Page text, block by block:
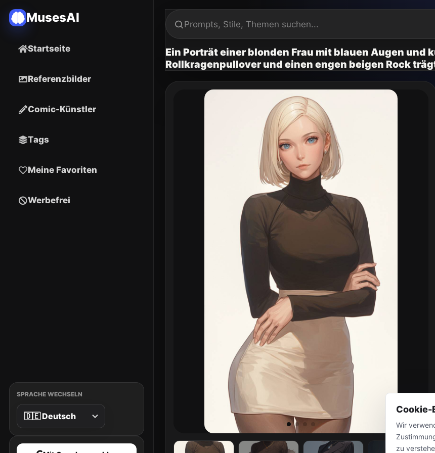
MusesAI
Startseite
Referenzbilder
Comic-Künstler
Tags
Meine Favoriten
Werbefrei
SPRACHE WECHSELN
Ein Porträt einer blonden Frau mit blauen Augen und
Rollkragenpullover und einen engen beigen Rock
Cookie-
Wir
zu